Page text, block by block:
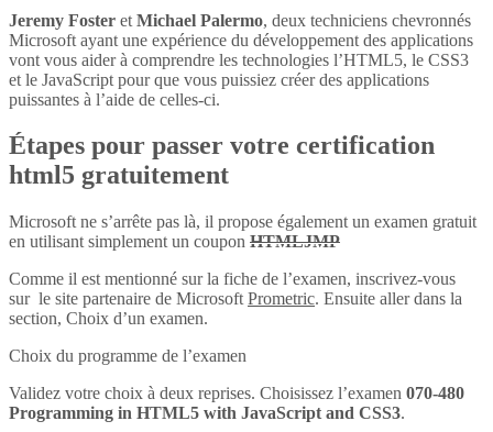
Jeremy Foster et Michael Palermo, deux techniciens chevronnés
Microsoft ayant une expérience du développement des applications
vont vous aider à comprendre les technologies l’HTML5, le CSS3
et le JavaScript pour que vous puissiez créer des applications
puissantes à l’aide de celles-ci.
Étapes pour passer votre certification
html5 gratuitement
Microsoft ne s’arrête pas là, il propose également un examen gratuit
en utilisant simplement un coupon HTMLJMP
Comme il est mentionné sur la fiche de l’examen, inscrivez-vous
sur le site partenaire de Microsoft Prometric. Ensuite aller dans la
section, Choix d’un examen.
Choix du programme de l’examen
Validez votre choix à deux reprises. Choisissez l’examen 070-480
Programming in HTML5 with JavaScript and CSS3.